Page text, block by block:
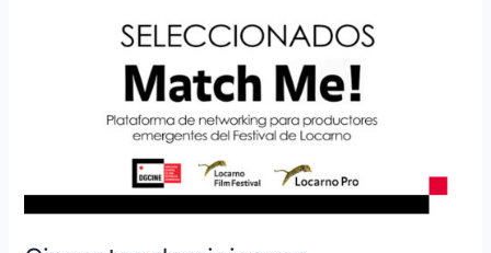
seleccionados
Me!
del
Festival